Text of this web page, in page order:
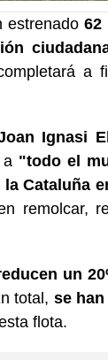
estrenado62
a
Ignasi
a "todo el
Cataluña
remolcar,
un
total, se
flota.